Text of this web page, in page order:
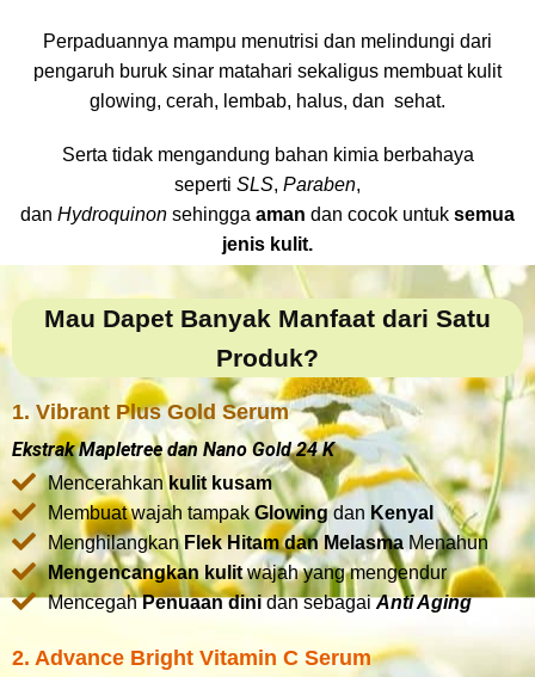
Perpaduannya mampu menutrisi dan melindungi dari
pengaruh buruk sinar matahari sekaligus membuat kulit
glowing, cerah, lembab, halus, dan sehat.
Serta tidak mengandung bahan kimia berbahaya
seperti SLS, Paraben,
dan Hydroquinon sehingga aman dan cocok untuk semua
jenis kulit.
Mau Dapet Banyak Manfaat dari Satu
Produk?
1. Vibrant Plus Gold Serum
Ekstrak Mapletree dan Nano Gold 24 K
Mencerahkankulit kusam
Membuat wajah tampakGlowingdan Kenyal
MenghilangkanFlek Hitam dan Melasma Menahun
Mengencangkan kulitwajah yang mengendur
MencegahPenuaan dinidan sebagaiAnti Aging
2. Advance Bright Vitamin C Serum